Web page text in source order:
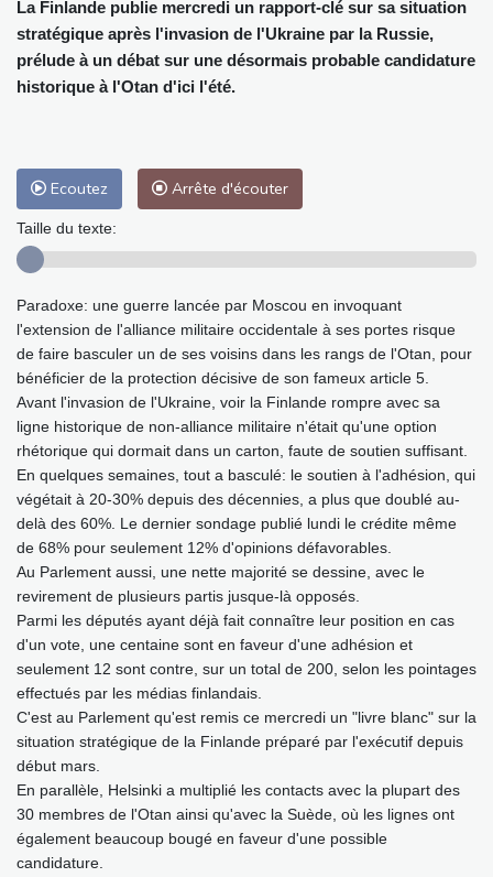
La Finlande publie mercredi un rapport-clé sur sa situation
stratégique après l'invasion de l'Ukraine par la Russie,
prélude à un débat sur une désormais probable candidature
historique à l'Otan d'ici l'été.
Ecoutez Arrête d'écouter
Taille du texte:
Paradoxe: une guerre lancée par Moscou en invoquant
l'extension de l'alliance militaire occidentale à ses portes risque
de faire basculer un de ses voisins dans les rangs de l'Otan, pour
bénéficier de la protection décisive de son fameux article 5.
Avant l'invasion de l'Ukraine, voir la Finlande rompre avec sa
ligne historique de non-alliance militaire n'était qu'une option
rhétorique qui dormait dans un carton, faute de soutien suffisant.
En quelques semaines, tout a basculé: le soutien à l'adhésion, qui
végétait à 20-30% depuis des décennies, a plus que doublé au-
delà des 60%. Le dernier sondage publié lundi le crédite même
de 68% pour seulement 12% d'opinions défavorables.
Au Parlement aussi, une nette majorité se dessine, avec le
revirement de plusieurs partis jusque-là opposés.
Parmi les députés ayant déjà fait connaître leur position en cas
d'un vote, une centaine sont en faveur d'une adhésion et
seulement 12 sont contre, sur un total de 200, selon les pointages
effectués par les médias finlandais.
C'est au Parlement qu'est remis ce mercredi un "livre blanc" sur la
situation stratégique de la Finlande préparé par l'exécutif depuis
début mars.
En parallèle, Helsinki a multiplié les contacts avec la plupart des
30 membres de l'Otan ainsi qu'avec la Suède, où les lignes ont
également beaucoup bougé en faveur d'une possible
candidature.